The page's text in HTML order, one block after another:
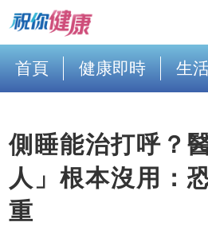
首頁 健康即時 生
側睡能治打呼？
人」根本沒用：
重